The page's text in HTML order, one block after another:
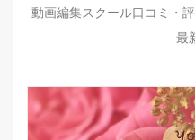
動画編集スクール口コミ・
最